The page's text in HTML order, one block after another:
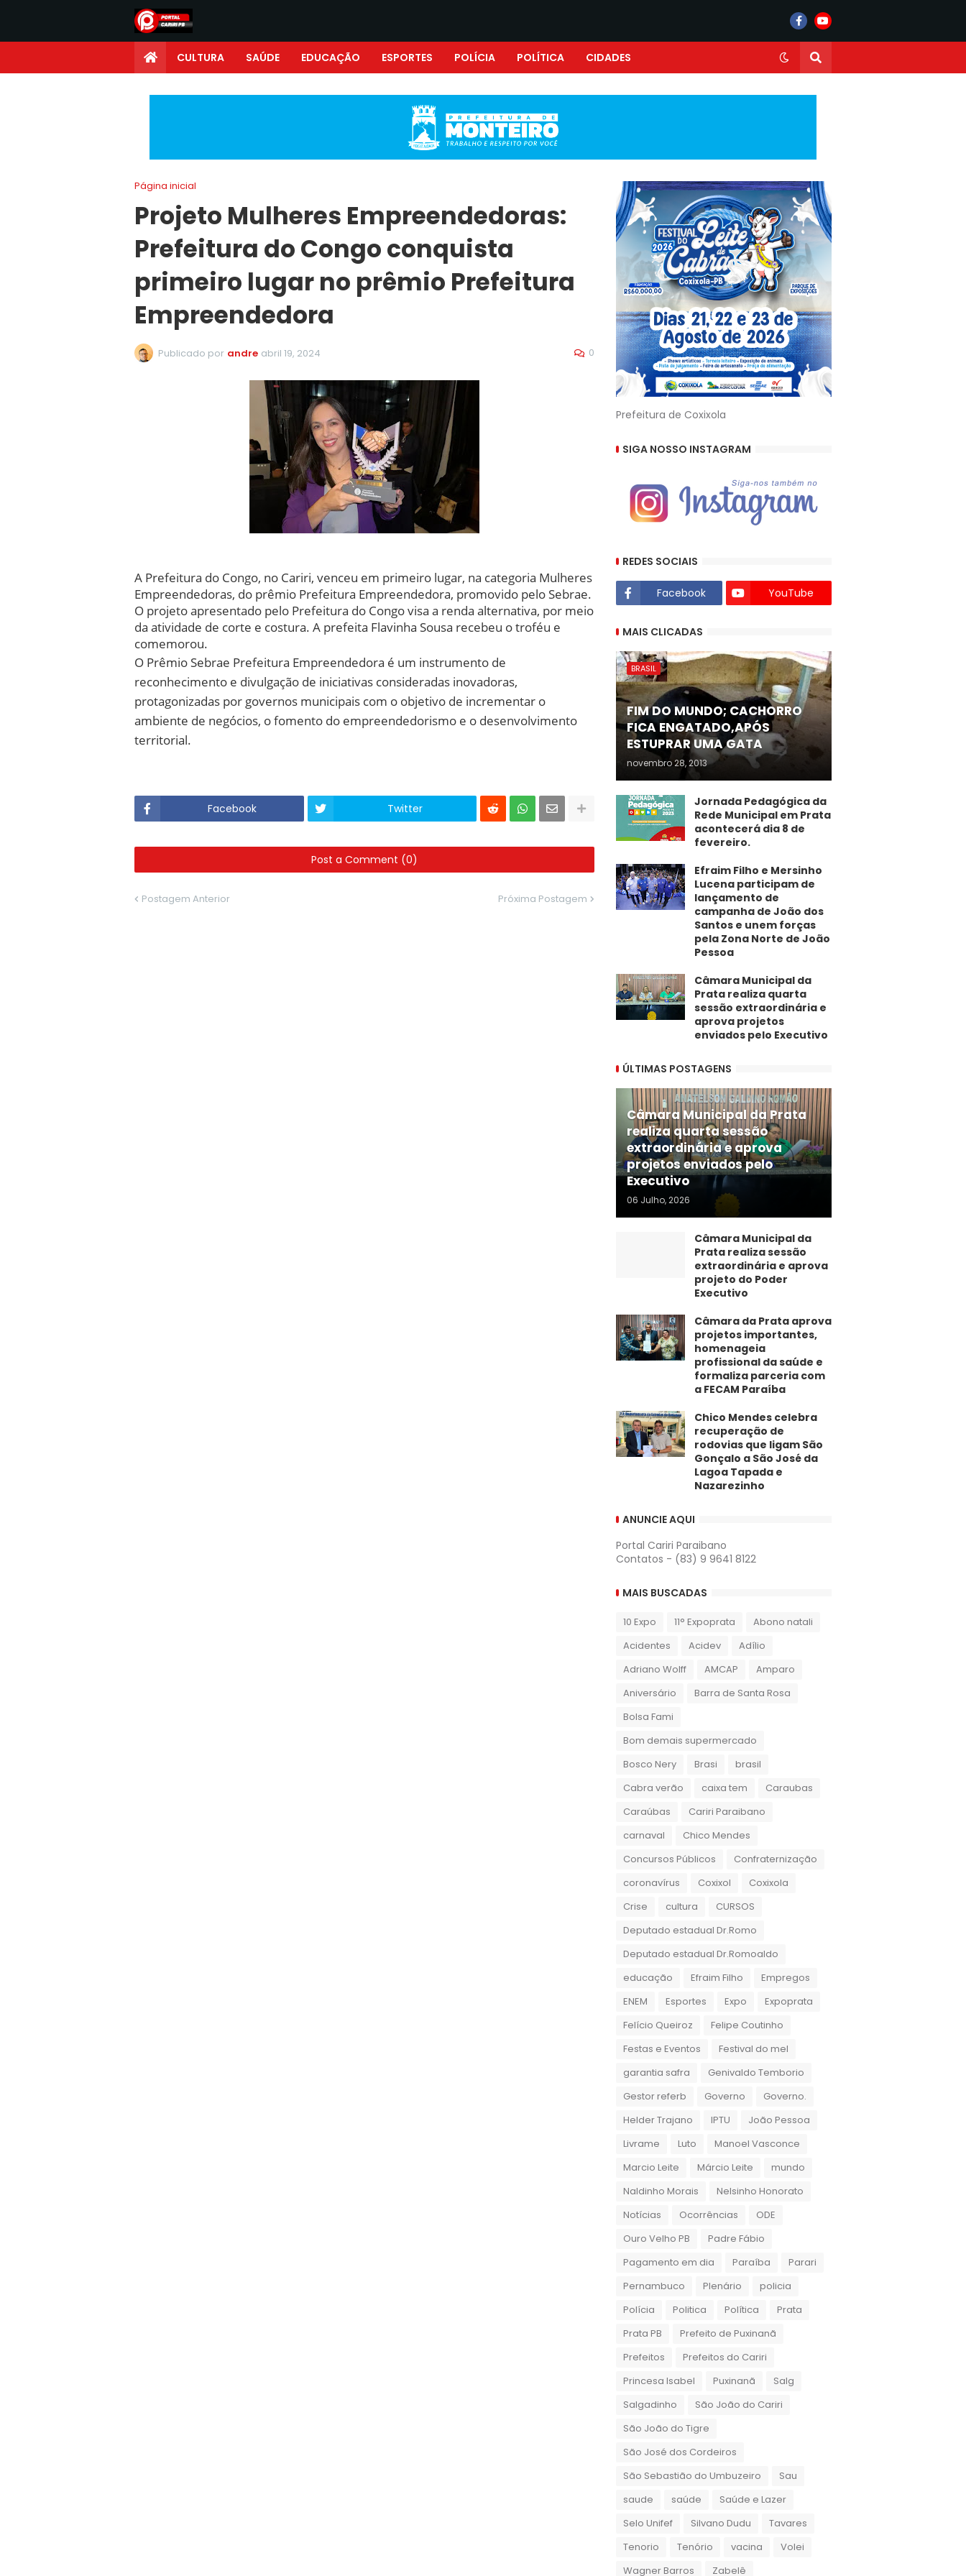
CULTURA SAÚDE EDUCAÇÃO ESPORTES POLÍCIA POLÍTICA CIDADES
Página inicial
Projeto Mulheres Empreendedoras:
Prefeitura do Congo conquista
primeiro lugar no prêmio Prefeitura
Empreendedora
Publicado por andre abril 19, 2024 0
A Prefeitura do Congo, no Cariri, venceu em primeiro lugar, na categoria Mulheres
Empreendedoras, do prêmio Prefeitura Empreendedora, promovido pelo Sebrae.
O projeto apresentado pelo Prefeitura do Congo visa a renda alternativa, por meio
da atividade de corte e costura. A prefeita Flavinha Sousa recebeu o troféu e
comemorou.
O Prêmio Sebrae Prefeitura Empreendedora é um instrumento de
reconhecimento e divulgação de iniciativas consideradas inovadoras,
protagonizadas por governos municipais com o objetivo de incrementar o
ambiente de negócios, o fomento do empreendedorismo e o desenvolvimento
territorial.
Facebook Twitter
Post a Comment (0)
Postagem Anterior Próxima Postagem
Prefeitura de Coxixola
SIGA NOSSO INSTAGRAM
REDES SOCIAIS
Facebook YouTube
MAIS CLICADAS
BRASIL
FIM DO MUNDO; CACHORRO
FICA ENGATADO,APÓS
ESTUPRAR UMA GATA
novembro 28, 2013
Jornada Pedagógica da
Rede Municipal em Prata
acontecerá dia 8 de
fevereiro.
Efraim Filho e Mersinho
Lucena participam de
lançamento de
campanha de João dos
Santos e unem forças
pela Zona Norte de João
Pessoa
Câmara Municipal da
Prata realiza quarta
sessão extraordinária e
aprova projetos
enviados pelo Executivo
ÚLTIMAS POSTAGENS
Câmara Municipal da Prata
realiza quarta sessão
extraordinária e aprova
projetos enviados pelo
Executivo
06 Julho, 2026
Câmara Municipal da
Prata realiza sessão
extraordinária e aprova
projeto do Poder
Executivo
​Câmara da Prata aprova
projetos importantes,
homenageia
profissional da saúde e
formaliza parceria com
a FECAM Paraíba
Chico Mendes celebra
recuperação de
rodovias que ligam São
Gonçalo a São José da
Lagoa Tapada e
Nazarezinho
ANUNCIE AQUI
Portal Cariri Paraibano
Contatos - (83) 9 9641 8122
MAIS BUSCADAS
10 Expo 11° Expoprata
Abono natali
Acidentes
Acidev
Adílio
Adriano Wolff
AMCAP
Amparo
Aniversário
Barra de Santa Rosa
Bolsa Fami
Bom demais supermercado
Bosco Nery
Brasi
brasil
Cabra verão
caixa tem
Caraubas
Caraúbas
Cariri Paraibano
carnaval
Chico Mendes
Concursos Públicos
Confraternização
coronavírus
Coxixol
Coxixola
Crise
cultura
CURSOS
Deputado estadual Dr.Romo
Deputado estadual Dr.Romoaldo
educação
Efraim Filho
Empregos
ENEM
Esportes Expo
Expoprata
Felício Queiroz
Felipe Coutinho
Festas e Eventos
Festival do mel
garantia safra
Genivaldo Temborio
Gestor referb
Governo
Governo.
Helder Trajano
IPTU
João Pessoa
Livrame
Luto
Manoel Vasconce
Marcio Leite
Márcio Leite
mundo
Naldinho Morais
Nelsinho Honorato
Notícias
Ocorrências
ODE
Ouro Velho PB
Padre Fábio
Pagamento em dia
Paraíba
Parari
Pernambuco
Plenário
policia
Polícia
Politica Política
Prata
Prata PB
Prefeito de Puxinanã
Prefeitos
Prefeitos do Cariri
Princesa Isabel
Puxinanã
Salg
Salgadinho
São João do Cariri
São João do Tigre
São José dos Cordeiros
São Sebastião do Umbuzeiro
Sau
saude
saúde
Saúde e Lazer
Selo Unifef
Silvano Dudu
Tavares
Tenorio
Tenório vacina
Volei
Wagner Barros
Zabelê